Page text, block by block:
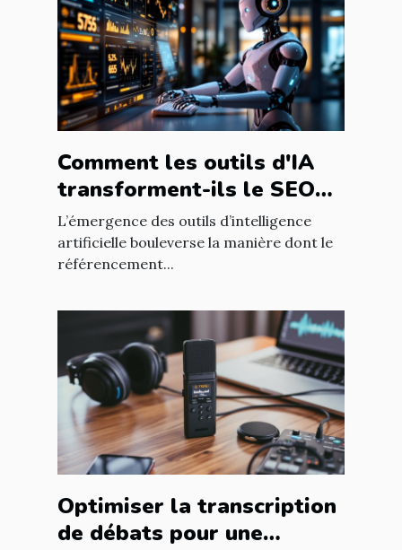
Comment les outils d'IA
transforment-ils le SEO
pour les blogs
professionnels ?
L’émergence des outils d’intelligence
artificielle bouleverse la manière dont le
référencement...
Optimiser la transcription
de débats pour une